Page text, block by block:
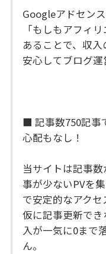
Googleアドセン
「もしもアフィ
あることで、収入
安心してブログ運
■ 記事数750記事
心配もなし！
当サイトは記事
事が少ないPVを
で安定的なアクセ
仮に記事更新で
入が一気に0まで
ん。